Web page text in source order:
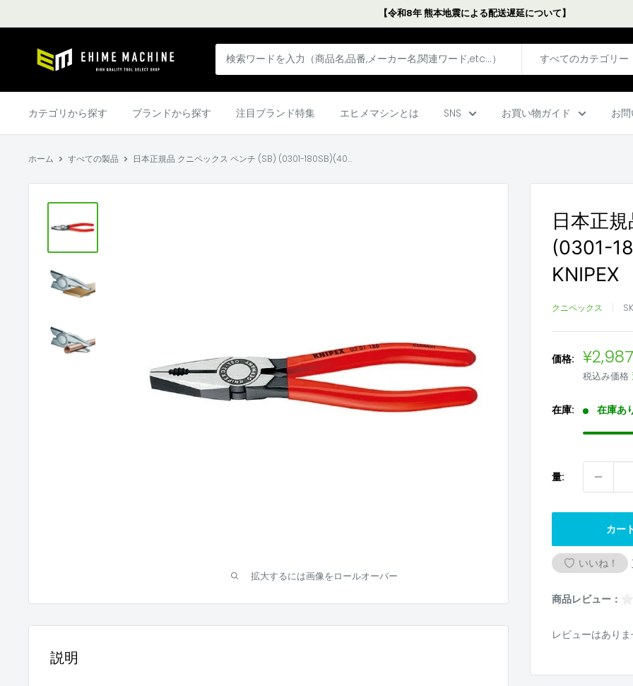
ン
キ
【令和8年 熊本地震による配送遅延について】
エ
ヒ
本
すべてのカテゴリー
カテゴリから探す ブランドから探す 注目ブランド特集 エヒメマシンとは SNS お買い物ガイド お
ホーム すべての製品 日本正規品 クニペックス ペンチ (SB) (0301-180SB)(40...
拡大するには画像をロールオーバー
日本正
(0301-
KNIPEX
クニペックス
価格: 販
売
価
格
税込み価格
在庫: 在庫あ
量:
カー
いいね！
商品レビュー：
レビューはあり
説明